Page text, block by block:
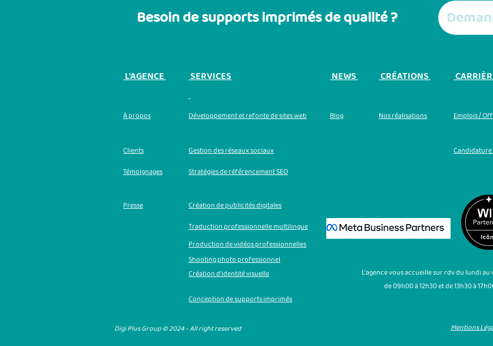
Besoin de supports imprimés de qualité ?
L'AGENCE
À propos
SERVICES
Développement et refonte de sites web
NEWS
Blog
CRÉATIONS
Nos réalisations Emplois /
Clients
Témoignages
Gestion des réseaux sociaux
Stratégies de référencement SEO
Presse
Création de publicités digitales
Traduction professionnelle multilingue
Production de vidéos professionnelles
Shooting photo professionnel
Création d’identité visuelle
L'agence vous accueille sur rdv du lundi au
de 09h00 à 12h30 et de 13h30 à
Conception de supports imprimés
Digi Plus Group © 2024 - All right reserved Mentions